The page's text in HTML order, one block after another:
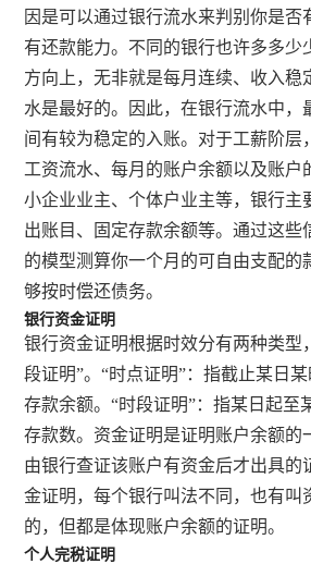
因是可以通过银行流水来判别你是否
有还款能力。不同的银行也许多多少
方向上，无非就是每月连续、收入稳
水是最好的。因此，在银行流水中，
间有较为稳定的入账。对于工薪阶层
工资流水、每月的账户余额以及账户
小企业业主、个体户业主等，银行主
出账目、固定存款余额等。通过这些
的模型测算你一个月的可自由支配的
够按时偿还债务。
银行资金证明
银行资金证明根据时效分有两种类型
段证明”。“时点证明”：指截止某日
存款余额。“时段证明”：指某日起至
存款数。资金证明是证明账户余额的
由银行查证该账户有资金后才出具的
金证明，每个银行叫法不同，也有叫
的，但都是体现账户余额的证明。
个人完税证明